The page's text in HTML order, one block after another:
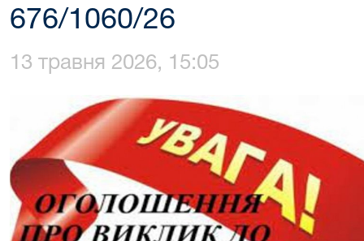
676/1060/26
13 травня 2026, 15:05